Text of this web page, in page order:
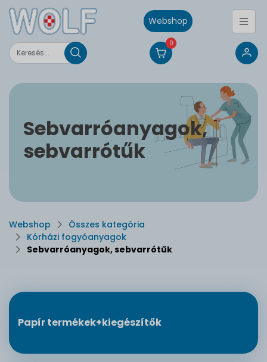
Webshop
0
Sebvarróanyagok,
sebvarrótűk
Webshop
Összes kategória
Kórházi fogyóanyagok
Sebvarróanyagok, sebvarrótűk
Papír termékek+kiegészítők